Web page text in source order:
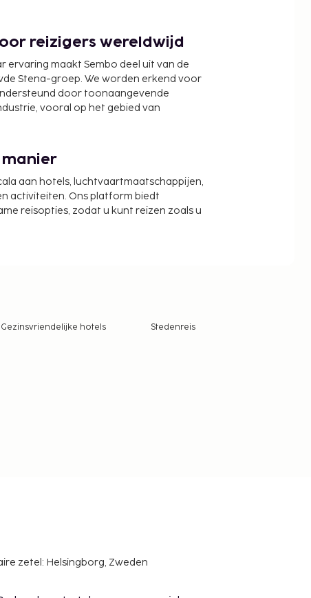
reizigers wereldwijd
ervaring maakt Sembo deel uit van de
Stena-groep. We worden erkend voor
door toonaangevende
vooral op het gebied van
manier
aan hotels, luchtvaartmaatschappijen,
activiteiten. Ons platform biedt
reisopties, zodat u kunt reizen zoals u
Gezinsvriendelijke hotels
Stedenreis
zetel: Helsingborg, Zweden